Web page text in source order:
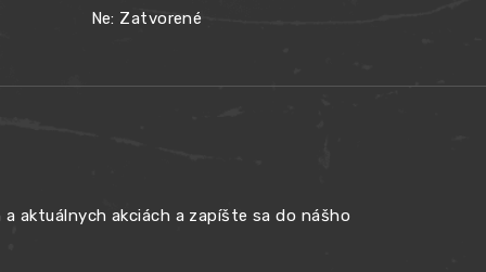
Ne: Zatvorené
aktuálnych akciách a zapíšte sa do nášho